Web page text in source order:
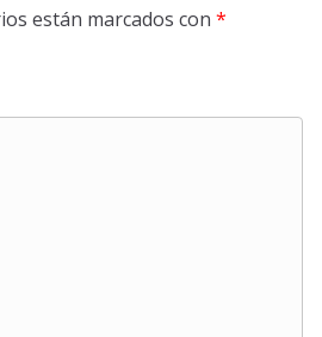
están marcados con *